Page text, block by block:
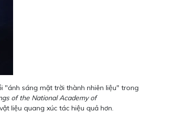
"ánh sáng mặt trời thành nhiên liệu" trong
of the National Academy of
liệu quang xúc tác hiệu quả hơn.